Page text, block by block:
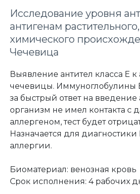
Исследование уровня
антигенам
химического
Чечевица
Выявление антител класса Е к
чечевицы. Иммуноглобулины
за быстрый ответ на введение
организм не имел контакта с
аллергеном, тест будет
Назначается для
аллергии.
Биоматериал: венозная кровь
Срок исполнения: 4 рабочих